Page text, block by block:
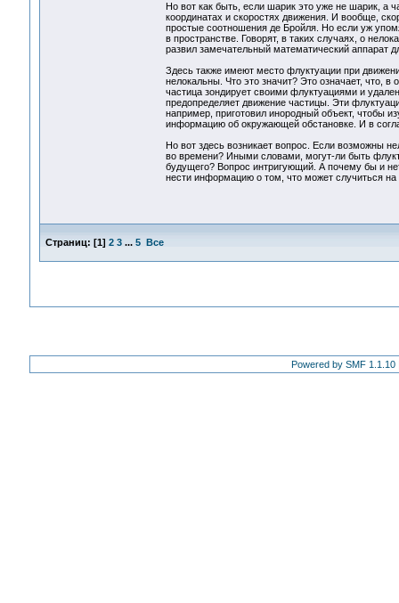
Но вот как быть, если шарик это уже не шарик, а
координатах и скоростях движения. И вообще,
простые соотношения де Бройля. Но если уж
в пространстве. Говорят, в таких случаях, о
развил замечательный математический аппарат
Здесь также имеют место флуктуации при
нелокальны. Что это значит? Это означает, что, в
частица зондирует своими флуктуациями и
предопределяет движение частицы. Эти
например, приготовил инородный объект, чтобы
информацию об окружающей обстановке. И в
Но вот здесь возникает вопрос. Если возможны
во времени? Иными словами, могут-ли быть
будущего? Вопрос интригующий. А почему бы и
нести информацию о том, что может случиться на
Страниц: [1] 2 3 ... 5 Все
Powered by SMF 1.1.10